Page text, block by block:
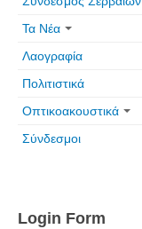
Τα Νέα
Λαογραφία
Πολιτιστικά
Οπτικοακουστικά
Σύνδεσμοι
Login Form